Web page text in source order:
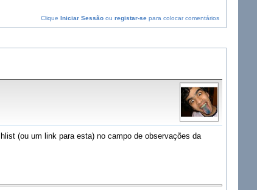
Clique Iniciar Sessãoou registar-separa colocar comentários
(ou um link para esta) no campo de observações da